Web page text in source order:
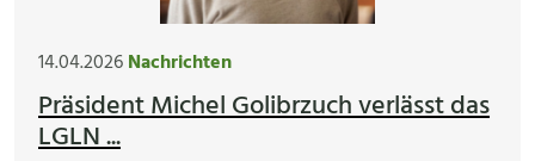
14.04.2026Nachrichten
Präsident Michel Golibrzuch verlässt das
LGLN ...